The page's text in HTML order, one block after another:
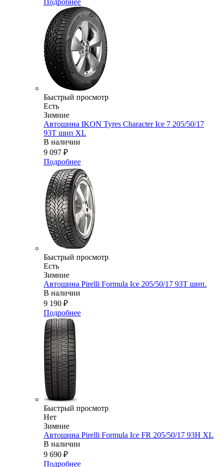
Подробнее
Быстрый просмотр
Есть
Зимние
Автошина IKON Tyres Character Ice 7 205/50/17
93T шип XL
В наличии
9 097 ₽
Подробнее
Быстрый просмотр
Есть
Зимние
Автошина Pirelli Formula Ice 205/50/17 93T шип.
В наличии
9 190 ₽
Подробнее
Быстрый просмотр
Нет
Зимние
Автошина Pirelli Formula Ice FR 205/50/17 93H XL
В наличии
9 690 ₽
Подробнее